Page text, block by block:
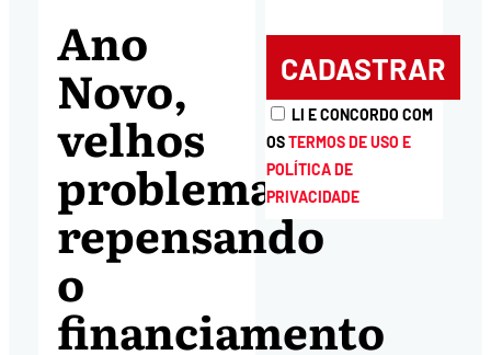
Ano
Novo,
velhos
problemas:
repensando
o
financiamento
LI E CONCORDO COM
OSTERMOS DE USO E
POLÍTICA DE
PRIVACIDADE